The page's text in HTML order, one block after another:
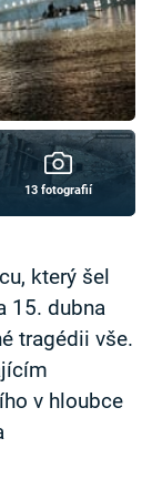
13 fotografií
který šel
15. dubna
tragédii vše.
v hloubce